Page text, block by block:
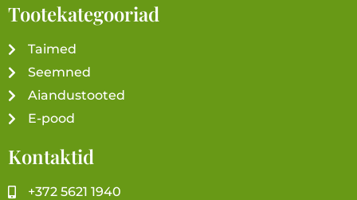
Tootekategooriad
Taimed
Seemned
Aiandustooted
E-pood
Kontaktid
+372 5621 1940